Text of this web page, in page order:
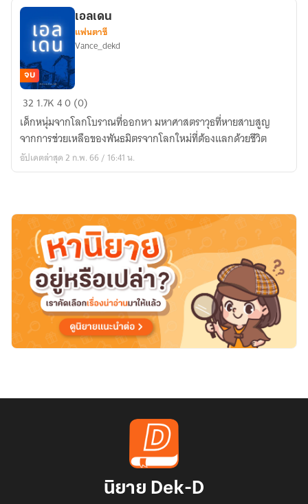
เอล
เดน
จบ
เอลเดน
แฟนตาซี
Vance_dekd
32 1.7K40 (0)
เด็กหนุ่มจากโลกโบราณที่ออกหา มหาศาสตราวุธที่หายสาบสูญ
จากการช่วยเหลือของพันธมิตรจากโลกใหม่ที่ต้องแลกด้วยชีวิต
อัปเดตล่าสุด 2 ก.พ. 66 / 16:41 น.
นิยาย Dek-D